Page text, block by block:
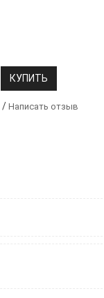
КУПИТЬ
/Написать отзыв